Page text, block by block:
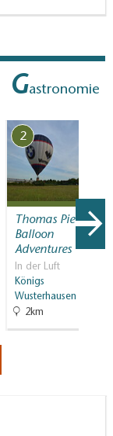
Gastronomie
2
Thomas Piede
Balloon
Adventures
In der Luft
Königs
Wusterhausen
2km